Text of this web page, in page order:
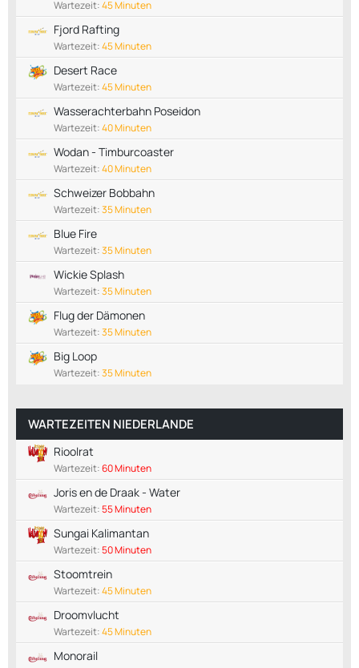
Wartezeit:45 Minuten
Fjord Rafting
Wartezeit:45 Minuten
Desert Race
Wartezeit:45 Minuten
Wasserachterbahn Poseidon
Wartezeit:40 Minuten
Wodan - Timburcoaster
Wartezeit:40 Minuten
Schweizer Bobbahn
Wartezeit:35 Minuten
Blue Fire
Wartezeit:35 Minuten
Wickie Splash
Wartezeit:35 Minuten
Flug der Dämonen
Wartezeit:35 Minuten
Big Loop
Wartezeit:35 Minuten
WARTEZEITEN NIEDERLANDE
Rioolrat
Wartezeit:60 Minuten
Joris en de Draak - Water
Wartezeit:55 Minuten
Sungai Kalimantan
Wartezeit:50 Minuten
Stoomtrein
Wartezeit:45 Minuten
Droomvlucht
Wartezeit:45 Minuten
Monorail